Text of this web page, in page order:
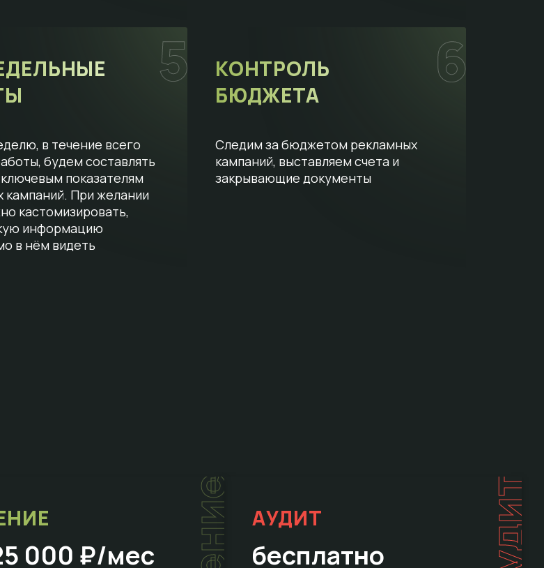
в течение всего
будем составлять
показателям
кампаний. При желании
кастомизировать,
информацию
в нём видеть
КОНТРОЛЬ
БЮДЖЕТА
Следим за бюджетом рекламных
кампаний, выставляем счета и
закрывающие документы
000 ₽/мес аудит
АУДИТ
бесплатно